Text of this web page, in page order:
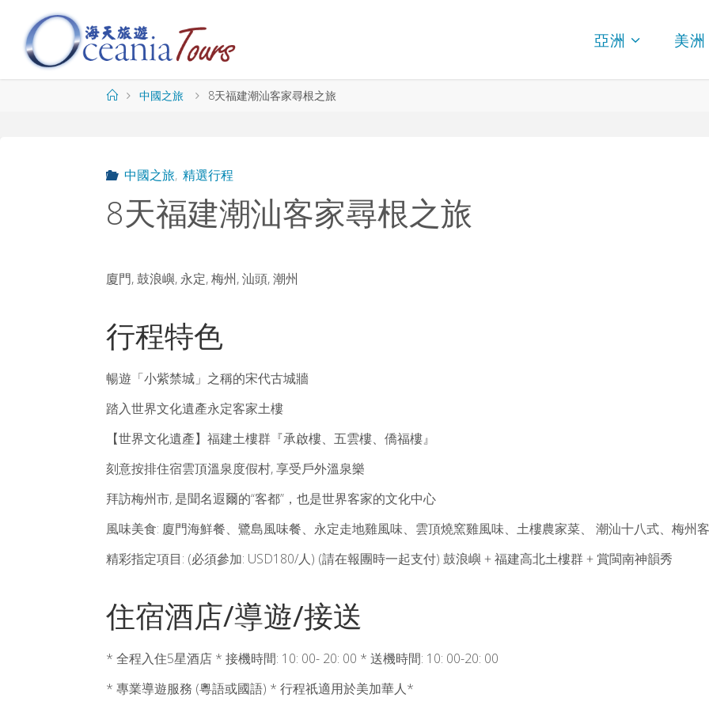
content
旅
IA
TO
S
亞洲 美洲
Home中國之旅 8天福建潮汕客家尋根之旅
中國之旅, 精選行程
8天福建潮汕客家尋根之旅
廈門, 鼓浪嶼, 永定, 梅州, 汕頭, 潮州
行程特色
暢遊「小紫禁城」之稱的宋代古城牆
踏入世界文化遺產永定客家土樓
【世界文化遺產】福建土樓群『承啟樓、五雲樓、僑福樓』
刻意按排住宿雲頂溫泉度假村, 享受戶外溫泉樂
拜訪梅州市, 是聞名遐爾的“客都”，也是世界客家的文化中心
風味美食: 廈門海鮮餐、鷺島風味餐、永定走地雞風味、雲頂燒窯雞風味、土樓農家菜、 潮汕十八式、梅州
精彩指定項目: (必須參加: USD180/人) (請在報團時一起支付) 鼓浪嶼 + 福建高北土樓群 + 賞閩南神韻秀
住宿酒店/導遊/接送
* 全程入住5星酒店 * 接機時間: 10: 00- 20: 00 * 送機時間: 10: 00-20: 00
* 專業導遊服務 (粵語或國語) * 行程祇適用於美加華人*